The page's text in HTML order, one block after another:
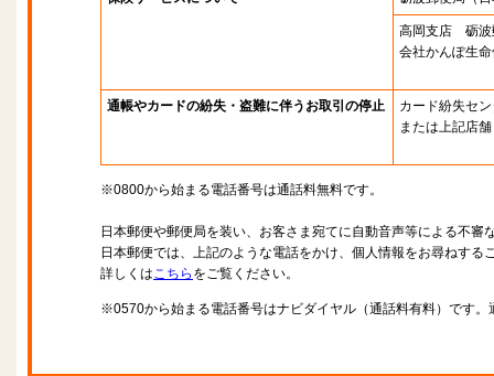
高岡支店 砺波
会社かんぽ生
通帳やカードの紛失・盗難に伴うお取引の停止
カード紛失セ
または上記店舗
※0800から始まる電話番号は通話料無料です。
日本郵便や郵便局を装い、お客さま宛てに自動音声等による不審
日本郵便では、上記のような電話をかけ、個人情報をお尋ねする
詳しくはこちら をご覧ください。
※0570から始まる電話番号はナビダイヤル（通話料有料）です